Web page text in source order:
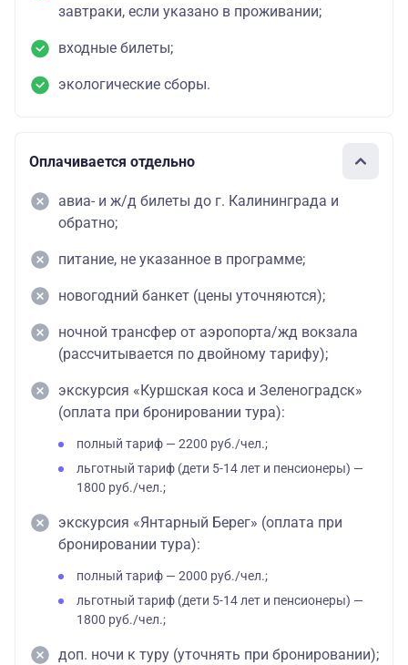
завтраки, если указано в проживании;
входные билеты;
экологические сборы.
Оплачивается отдельно
авиа- и ж/д билеты до г. Калининграда и
обратно;
питание, не указанное в программе;
новогодний банкет (цены уточняются);
ночной трансфер от аэропорта/жд вокзала
(рассчитывается по двойному тарифу);
экскурсия «Куршская коса и Зеленоградск»
(оплата при бронировании тура):
полный тариф — 2200 руб./чел.;
льготный тариф (дети 5-14 лет и пенсионеры) —
1800 руб./чел.;
экскурсия «Янтарный Берег» (оплата при
бронировании тура):
полный тариф — 2000 руб./чел.;
льготный тариф (дети 5-14 лет и пенсионеры) —
1800 руб./чел.;
доп. ночи к туру (уточнять при бронировании);